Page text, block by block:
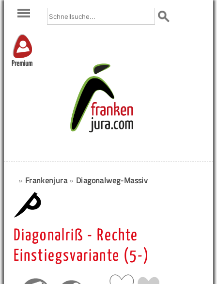
Premium
» Frankenjura» Diagonalweg-Massiv
Diagonalriß - Rechte
Einstiegsvariante (5-)